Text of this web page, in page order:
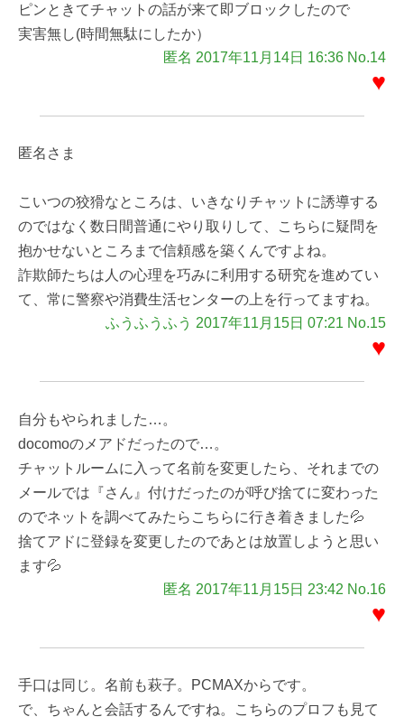
ピンときてチャットの話が来て即ブロックしたので
実害無し(時間無駄にしたか）
匿名 2017年11月14日 16:36 No.14
♥
匿名さま
こいつの狡猾なところは、いきなりチャットに誘導する
のではなく数日間普通にやり取りして、こちらに疑問を
抱かせないところまで信頼感を築くんですよね。
詐欺師たちは人の心理を巧みに利用する研究を進めてい
て、常に警察や消費生活センターの上を行ってますね。
ふうふうふう 2017年11月15日 07:21 No.15
♥
自分もやられました…。
docomoのメアドだったので…。
チャットルームに入って名前を変更したら、それまでの
メールでは『さん』付けだったのが呼び捨てに変わった
のでネットを調べてみたらこちらに行き着きました💦
捨てアドに登録を変更したのであとは放置しようと思い
ます💦
匿名 2017年11月15日 23:42 No.16
♥
手口は同じ。名前も萩子。PCMAXからです。
で、ちゃんと会話するんですね。こちらのプロフも見て